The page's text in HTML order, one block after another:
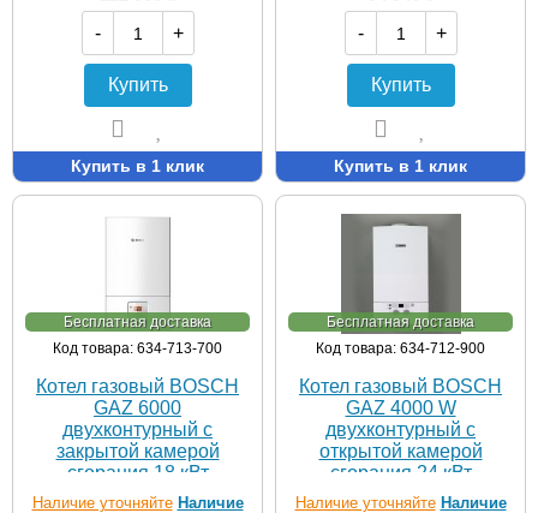
-
+
Купить
Купить в 1 клик
-
+
Купить
Купить в 1 клик
Бесплатная доставка
Код товара: 634-713-700
Котел газовый BOSCH
GAZ 6000
двухконтурный с
закрытой камерой
сгорания 18 кВт
Наличие уточняйте Наличие
Бесплатная доставка
Код товара: 634-712-900
Котел газовый BOSCH
GAZ 4000 W
двухконтурный с
открытой камерой
сгорания 24 кВт
Наличие уточняйте Наличие